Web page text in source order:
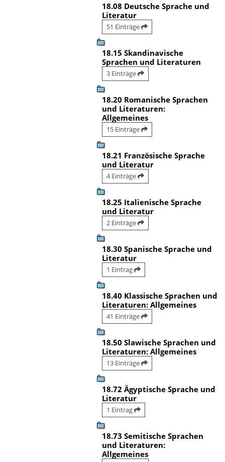
18.08 Deutsche Sprache und
Literatur
51 Einträge
18.15 Skandinavische
Sprachen und Literaturen
3 Einträge
18.20 Romanische Sprachen
und Literaturen:
Allgemeines
15 Einträge
18.21 Französische Sprache
und Literatur
4 Einträge
18.25 Italienische Sprache
und Literatur
2 Einträge
18.30 Spanische Sprache und
Literatur
1 Eintrag
18.40 Klassische Sprachen und
Literaturen: Allgemeines
41 Einträge
18.50 Slawische Sprachen und
Literaturen: Allgemeines
13 Einträge
18.72 Ägyptische Sprache und
Literatur
1 Eintrag
18.73 Semitische Sprachen
und Literaturen:
Allgemeines